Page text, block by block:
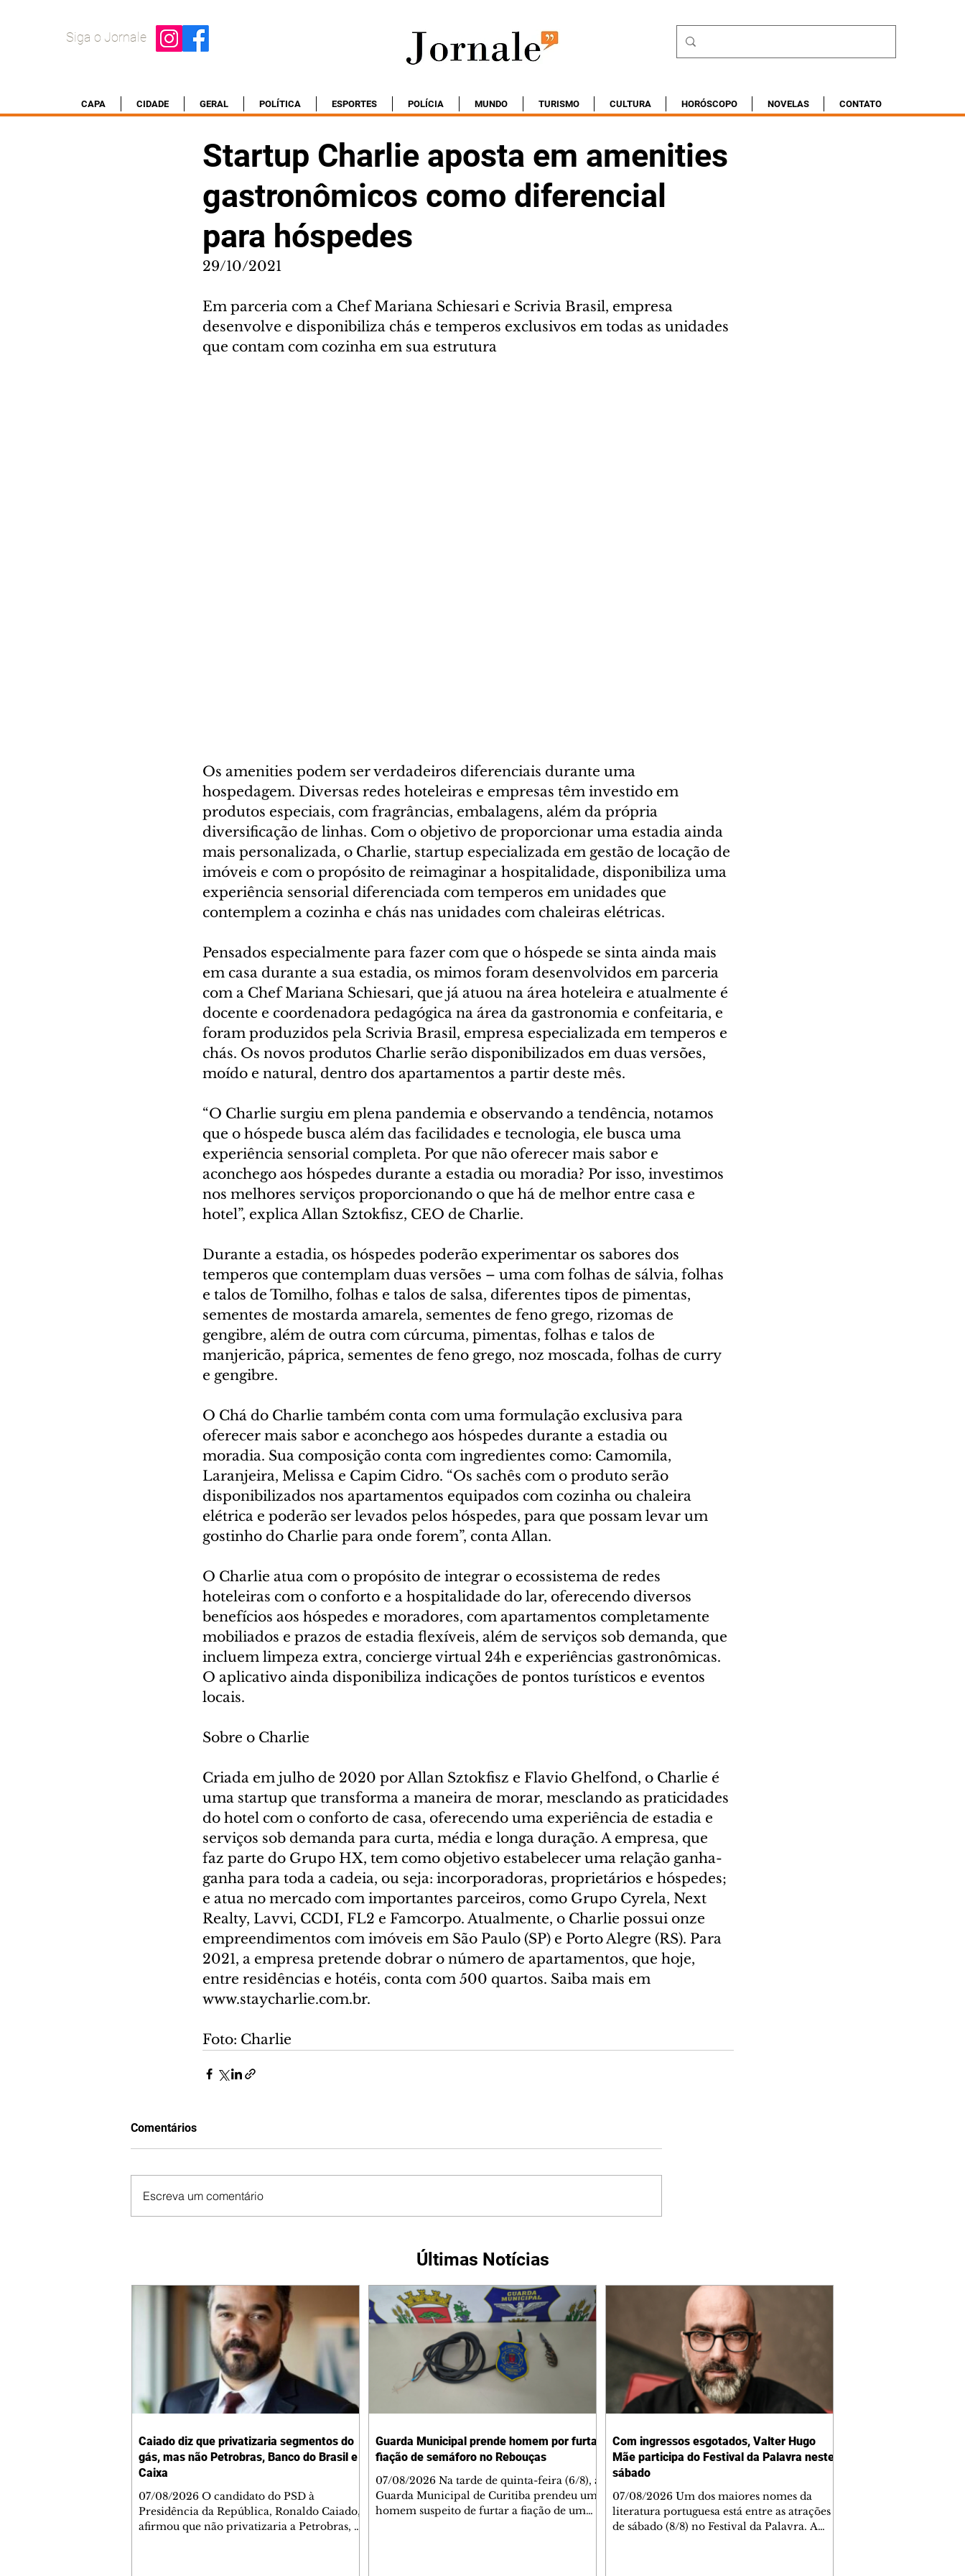
Siga o Jornale
CAPA CIDADE GERAL POLÍTICA ESPORTES POLÍCIA MUNDO TURISMO CULTURA HORÓSCOPO NOVELAS CONTATO
Startup Charlie aposta em amenities
gastronômicos como diferencial
para hóspedes
29/10/2021
Em parceria com a Chef Mariana Schiesari e Scrivia Brasil, empresa
desenvolve e disponibiliza chás e temperos exclusivos em todas as unidades
que contam com cozinha em sua estrutura
Os amenities podem ser verdadeiros diferenciais durante uma
hospedagem. Diversas redes hoteleiras e empresas têm investido em
produtos especiais, com fragrâncias, embalagens, além da própria
diversificação de linhas. Com o objetivo de proporcionar uma estadia ainda
mais personalizada, o Charlie, startup especializada em gestão de locação de
imóveis e com o propósito de reimaginar a hospitalidade, disponibiliza uma
experiência sensorial diferenciada com temperos em unidades que
contemplem a cozinha e chás nas unidades com chaleiras elétricas.
Pensados especialmente para fazer com que o hóspede se sinta ainda mais
em casa durante a sua estadia, os mimos foram desenvolvidos em parceria
com a Chef Mariana Schiesari, que já atuou na área hoteleira e atualmente é
docente e coordenadora pedagógica na área da gastronomia e confeitaria, e
foram produzidos pela Scrivia Brasil, empresa especializada em temperos e
chás. Os novos produtos Charlie serão disponibilizados em duas versões,
moído e natural, dentro dos apartamentos a partir deste mês.
“O Charlie surgiu em plena pandemia e observando a tendência, notamos
que o hóspede busca além das facilidades e tecnologia, ele busca uma
experiência sensorial completa. Por que não oferecer mais sabor e
aconchego aos hóspedes durante a estadia ou moradia? Por isso, investimos
nos melhores serviços proporcionando o que há de melhor entre casa e
hotel”, explica Allan Sztokfisz, CEO de Charlie.
Durante a estadia, os hóspedes poderão experimentar os sabores dos
temperos que contemplam duas versões – uma com folhas de sálvia, folhas
e talos de Tomilho, folhas e talos de salsa, diferentes tipos de pimentas,
sementes de mostarda amarela, sementes de feno grego, rizomas de
gengibre, além de outra com cúrcuma, pimentas, folhas e talos de
manjericão, páprica, sementes de feno grego, noz moscada, folhas de curry
e gengibre.
O Chá do Charlie também conta com uma formulação exclusiva para
oferecer mais sabor e aconchego aos hóspedes durante a estadia ou
moradia. Sua composição conta com ingredientes como: Camomila,
Laranjeira, Melissa e Capim Cidro. “Os sachês com o produto serão
disponibilizados nos apartamentos equipados com cozinha ou chaleira
elétrica e poderão ser levados pelos hóspedes, para que possam levar um
gostinho do Charlie para onde forem”, conta Allan.
O Charlie atua com o propósito de integrar o ecossistema de redes
hoteleiras com o conforto e a hospitalidade do lar, oferecendo diversos
benefícios aos hóspedes e moradores, com apartamentos completamente
mobiliados e prazos de estadia flexíveis, além de serviços sob demanda, que
incluem limpeza extra, concierge virtual 24h e experiências gastronômicas.
O aplicativo ainda disponibiliza indicações de pontos turísticos e eventos
locais.
Sobre o Charlie
Criada em julho de 2020 por Allan Sztokfisz e Flavio Ghelfond, o Charlie é
uma startup que transforma a maneira de morar, mesclando as praticidades
do hotel com o conforto de casa, oferecendo uma experiência de estadia e
serviços sob demanda para curta, média e longa duração. A empresa, que
faz parte do Grupo HX, tem como objetivo estabelecer uma relação ganha-
ganha para toda a cadeia, ou seja: incorporadoras, proprietários e hóspedes;
e atua no mercado com importantes parceiros, como Grupo Cyrela, Next
Realty, Lavvi, CCDI, FL2 e Famcorpo. Atualmente, o Charlie possui onze
empreendimentos com imóveis em São Paulo (SP) e Porto Alegre (RS). Para
2021, a empresa pretende dobrar o número de apartamentos, que hoje,
entre residências e hotéis, conta com 500 quartos. Saiba mais em
www.staycharlie.com.br.
Foto: Charlie
Comentários
Escreva um comentário
Últimas Notícias
Caiado diz que privatizaria segmentos do
gás, mas não Petrobras, Banco do Brasil e
Caixa
07/08/2026 O candidato do PSD à
Presidência da República, Ronaldo Caiado,
afirmou que não privatizaria a Petrobras, o
Guarda Municipal prende homem por furtar
fiação de semáforo no Rebouças
07/08/2026 Na tarde de quinta-feira (6/8), a
Guarda Municipal de Curitiba prendeu um
homem suspeito de furtar a fiação de um
Com ingressos esgotados, Valter Hugo
Mãe participa do Festival da Palavra neste
sábado
07/08/2026 Um dos maiores nomes da
literatura portuguesa está entre as atrações
de sábado (8/8) no Festival da Palavra. A